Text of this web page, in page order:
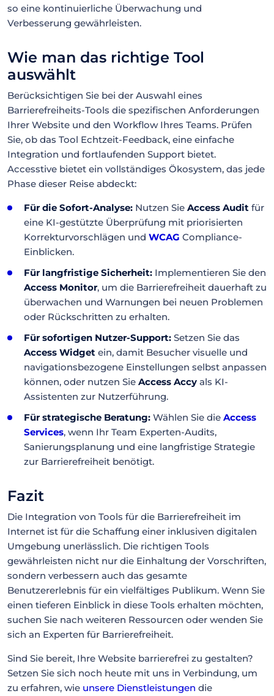
so eine kontinuierliche Überwachung und
Verbesserung gewährleisten.
Wie man das richtige Tool
auswählt
Berücksichtigen Sie bei der Auswahl eines
Barrierefreiheits-Tools die spezifischen Anforderungen
Ihrer Website und den Workflow Ihres Teams. Prüfen
Sie, ob das Tool Echtzeit-Feedback, eine einfache
Integration und fortlaufenden Support bietet.
Accesstive bietet ein vollständiges Ökosystem, das jede
Phase dieser Reise abdeckt:
Für die Sofort-Analyse: Nutzen Sie Access Audit für
eine KI-gestützte Überprüfung mit priorisierten
Korrekturvorschlägen und WCAG Compliance-
Einblicken.
Für langfristige Sicherheit: Implementieren Sie den
Access Monitor, um die Barrierefreiheit dauerhaft zu
überwachen und Warnungen bei neuen Problemen
oder Rückschritten zu erhalten.
Für sofortigen Nutzer-Support: Setzen Sie das
Access Widget ein, damit Besucher visuelle und
navigationsbezogene Einstellungen selbst anpassen
können, oder nutzen Sie Access Accy als KI-
Assistenten zur Nutzerführung.
Für strategische Beratung: Wählen Sie die Access
Services, wenn Ihr Team Experten-Audits,
Sanierungsplanung und eine langfristige Strategie
zur Barrierefreiheit benötigt.
Fazit
Die Integration von Tools für die Barrierefreiheit im
Internet ist für die Schaffung einer inklusiven digitalen
Umgebung unerlässlich. Die richtigen Tools
gewährleisten nicht nur die Einhaltung der Vorschriften,
sondern verbessern auch das gesamte
Benutzererlebnis für ein vielfältiges Publikum. Wenn Sie
einen tieferen Einblick in diese Tools erhalten möchten,
suchen Sie nach weiteren Ressourcen oder wenden Sie
sich an Experten für Barrierefreiheit.
Sind Sie bereit, Ihre Website barrierefrei zu gestalten?
Setzen Sie sich noch heute mit uns in Verbindung, um
zu erfahren, wie unsere Dienstleistungen die